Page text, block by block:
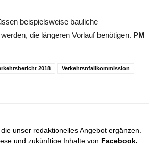
beispielsweise bauliche
die längeren Vorlauf benötigen. PM
2018
Verkehrsnfallkommission
, die unser redaktionelles Angebot ergänzen.
und zukünftige Inhalte von Facebook,